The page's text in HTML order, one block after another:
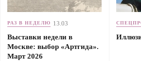
РАЗ В НЕДЕЛЮ 13.03
Выставки недели в
Москве: выбор «Артгида».
Март 2026